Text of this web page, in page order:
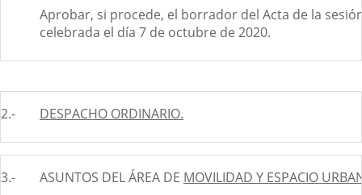
Aprobar, si procede, el borrador del Acta de la
celebrada el día 7 de octubre de 2020.
2.- DESPACHO ORDINARIO.
3.- ASUNTOS DEL ÁREA DE MOVILIDAD Y ESPACIO